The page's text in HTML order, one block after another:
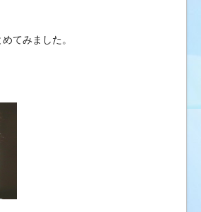
てみました。